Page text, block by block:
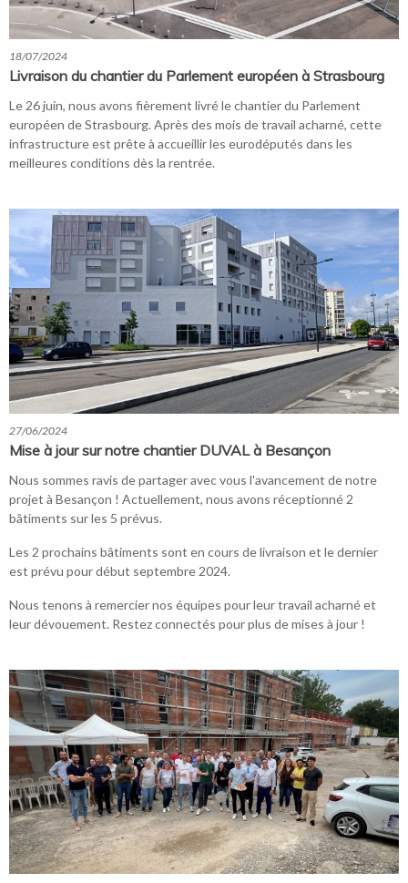
18/07/2024
Livraison du chantier du Parlement européen à Strasbourg
Le 26 juin, nous avons fièrement livré le chantier du Parlement
européen de Strasbourg. Après des mois de travail acharné, cette
infrastructure est prête à accueillir les eurodéputés dans les
meilleures conditions dès la rentrée.
27/06/2024
Mise à jour sur notre chantier DUVAL à Besançon
Nous sommes ravis de partager avec vous l'avancement de notre
projet à Besançon ! Actuellement, nous avons réceptionné 2
bâtiments sur les 5 prévus.
Les 2 prochains bâtiments sont en cours de livraison et le dernier
est prévu pour début septembre 2024.
Nous tenons à remercier nos équipes pour leur travail acharné et
leur dévouement. Restez connectés pour plus de mises à jour !